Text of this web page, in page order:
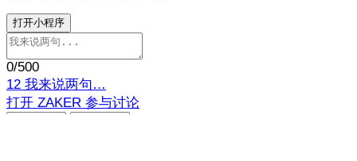
打开小程序
0/500
12 我来说两句…
打开 ZAKER 参与讨论